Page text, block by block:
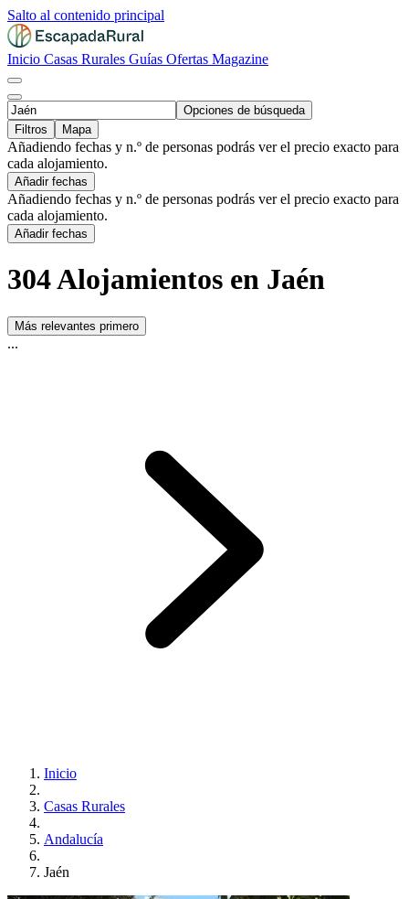
Salto al contenido principal
Inicio Casas Rurales Guías Ofertas Magazine
Opciones de búsqueda
Filtros
Mapa
Añadiendo fechas y n.º de personas podrás ver el precio exacto para
cada alojamiento.
Añadir fechas
Añadiendo fechas y n.º de personas podrás ver el precio exacto para
cada alojamiento.
Añadir fechas
304 Alojamientos en Jaén
Más relevantes primero
...
Inicio
Casas Rurales
Andalucía
Jaén